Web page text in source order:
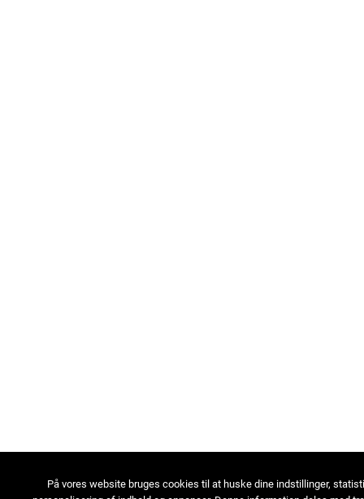
På vores website bruges cookies til at huske dine indstillinger,